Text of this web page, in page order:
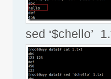
sed ‘$chello’